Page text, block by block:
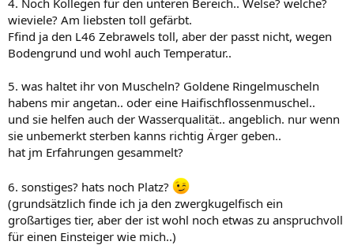
wieviele? Am liebsten toll gefärbt.
Ffind ja den L46 Zebrawels toll, aber der passt nicht, wegen
Bodengrund und wohl auch Temperatur..
5. was haltet ihr von Muscheln? Goldene Ringelmuscheln
habens mir angetan.. oder eine Haifischflossenmuschel..
und sie helfen auch der Wasserqualität.. angeblich. nur wenn
sie unbemerkt sterben kanns richtig Ärger geben..
hat jm Erfahrungen gesammelt?
6. sonstiges? hats noch Platz?
(grundsätzlich finde ich ja den zwergkugelfisch ein
großartiges tier, aber der ist wohl noch etwas zu anspruchvoll
für einen Einsteiger wie mich..)